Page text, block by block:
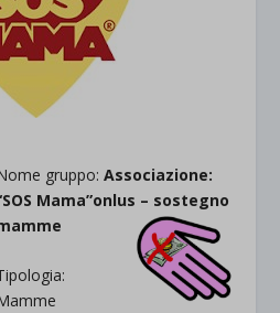
gruppo:Associazione:
Mama”onlus – sostegno